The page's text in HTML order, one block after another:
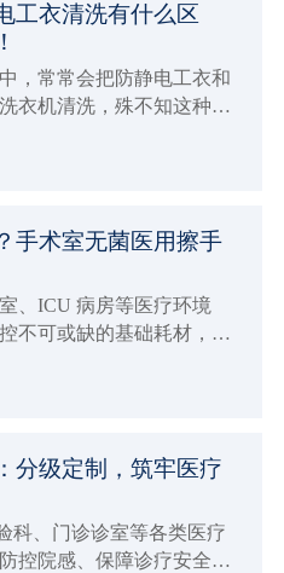
工衣清洗有什么区
，常常会把防静电工衣和
衣机清洗，殊不知这种看
、粉尘爆炸等严重生产事
手术室无菌医用擦手
、ICU 病房等医疗环境
不可或缺的基础耗材，看
键屏障。
分级定制，筑牢医疗
科、门诊诊室等各类医疗
控院感、保障诊疗安全的